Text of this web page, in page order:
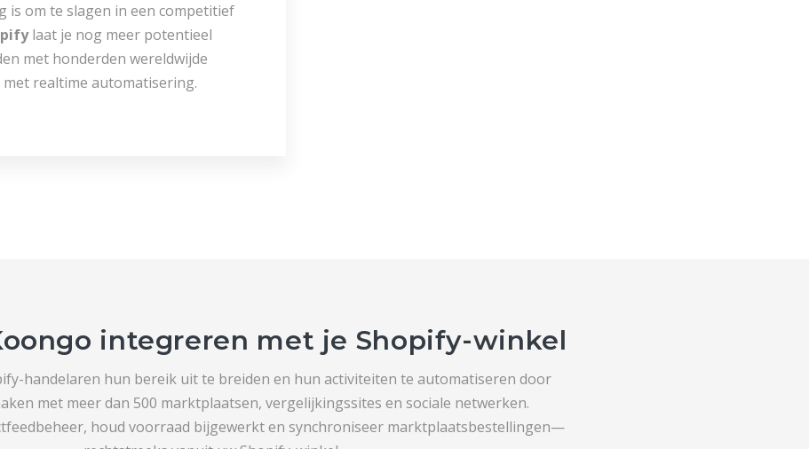
is om te slagen in een competitief
laat je nog meer potentieel
met honderden wereldwijde
realtime automatisering.
integreren met je Shopify-winkel
handelaren hun bereik uit te breiden en hun activiteiten te automatiseren door
met meer dan 500 marktplaatsen, vergelijkingssites en sociale netwerken.
houd voorraad bijgewerkt en synchroniseer marktplaatsbestellingen—